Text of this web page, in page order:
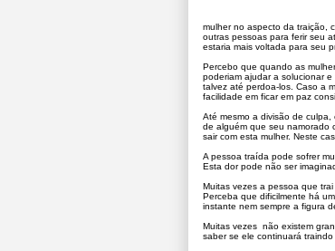
mulher no aspecto da traição,
outras pessoas para ferir seu
estaria mais voltada para seu
Percebo que quando as
poderiam ajudar a solucionar
talvez até perdoa-los. Caso a
facilidade em ficar em paz
Até mesmo a divisão de
de alguém que seu namorado
sair com esta mulher. Neste
A pessoa traída pode sofrer
Esta dor pode não ser
Muitas vezes a pessoa que
Perceba que dificilmente há
instante nem sempre a figura
Muitas vezes não existem
saber se ele continuará